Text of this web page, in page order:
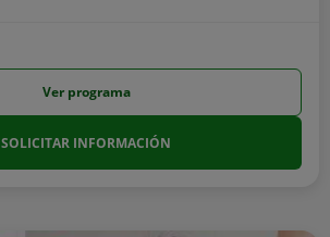
Ver programa
SOLICITAR INFORMACIÓN